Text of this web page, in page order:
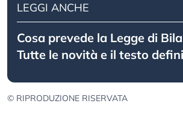
LEGGI ANCHE
Cosa prevede la Legge di
Tutte le novità e il testo
© RIPRODUZIONE RISERVATA